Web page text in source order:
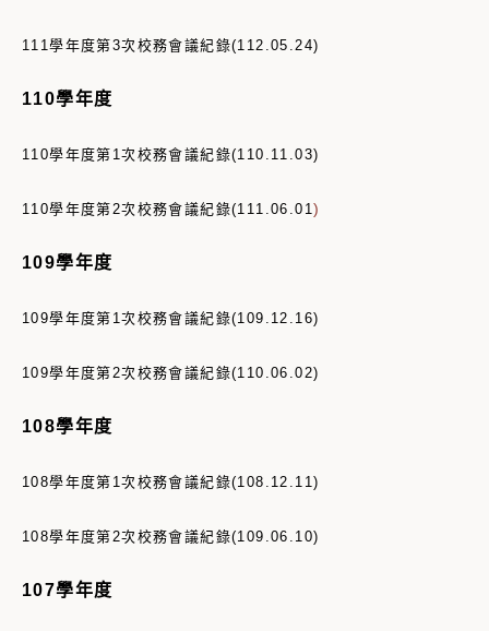
111學年度第3次 校務會議紀錄(112.05.24)
110學年度
110學年度第1次 校務會議紀錄(110.11.03)
110學年度第2次校務會議紀錄(111.06.01)
109學年度
109學年度第1次 校務會議紀錄(109.12.16)
109學年度第2次 校務會議紀錄(110.06.02)
108學年度
108學年度第1次 校務會議紀錄(108.12.11)
108學年度第2次 校務會議紀錄(109.06.10)
107學年度